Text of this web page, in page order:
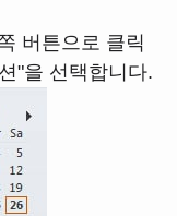
버튼으로 클릭
"을 선택합니다.